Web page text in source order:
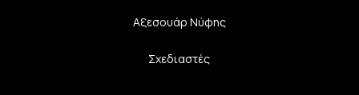
Αξεσουάρ Νύφης
Σχεδιαστές